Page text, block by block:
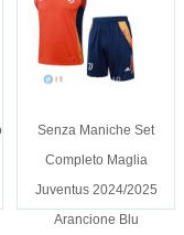
Senza Maniche Set
Completo Maglia
Juventus 2024/2025
Arancione Blu